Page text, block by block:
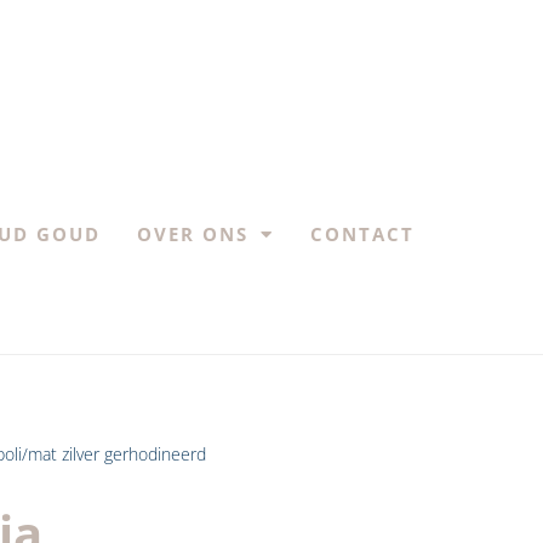
GOUD OVER ONS CONTACT
mat zilver gerhodineerd